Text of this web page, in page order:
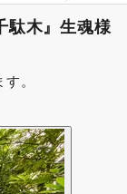
駄木』生魂様
。